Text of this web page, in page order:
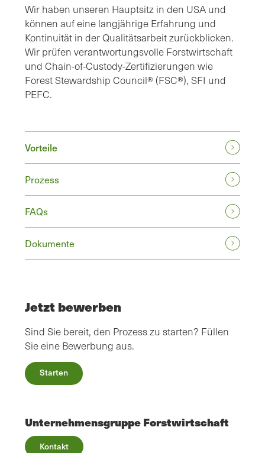
Wir haben unseren Hauptsitz in den USA und
können auf eine langjährige Erfahrung und
Kontinuität in der Qualitätsarbeit zurückblicken.
Wir prüfen verantwortungsvolle Forstwirtschaft
und Chain-of-Custody-Zertifizierungen wie
Forest Stewardship Council® (FSC®), SFI und
PEFC.
Vorteile
Prozess
FAQs
Dokumente
Jetzt bewerben
Sind Sie bereit, den Prozess zu starten? Füllen
Sie eine Bewerbung aus.
Starten
Unternehmensgruppe Forstwirtschaft
Kontakt